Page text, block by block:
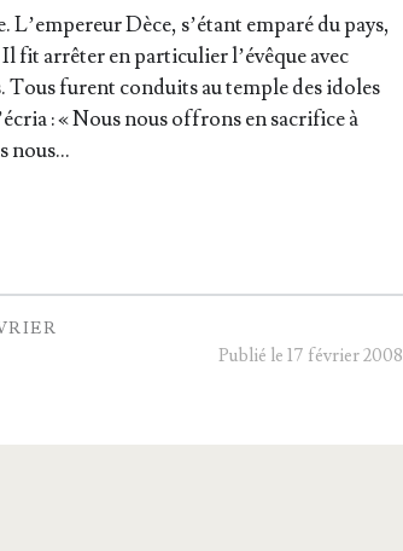
Dèce, s’é­tant empa­ré du pays,
fit arrê­ter en par­ti­cu­lier l’é­vêque avec
Tous furent conduits au temple des idoles
: « Nous nous offrons en sacri­fice à
nous…
Publié le 17 février 2008